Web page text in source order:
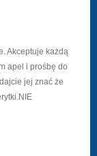
Akceptuje każdą
apel i prośbę do
jej znać że